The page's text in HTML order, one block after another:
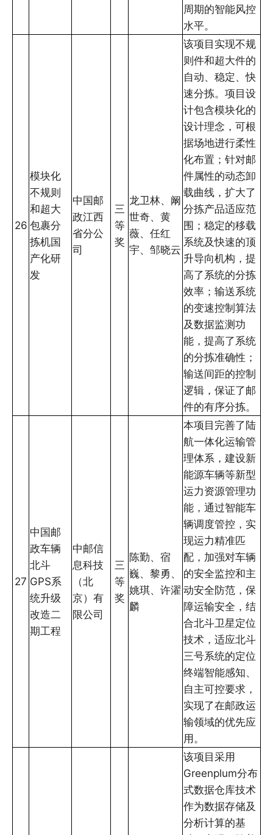
周期的智能风控
水平。
26
模块化
不规则
和超大
包裹分
拣机国
产化研
发
中国邮
政江西
省分公
司
三
等
奖
龙卫林、阚
世奇、黄
薇、任红
宇、邹晓云
该项目实现不规
则件和超大件的
自动、稳定、快
速分拣。项目设
计包含模块化的
设计理念，可根
据场地进行柔性
化布置；针对邮
件属性的动态卸
载曲线，扩大了
分拣产品适应范
围；稳定的移载
系统及快速的顶
升导向机构，提
高了系统的分拣
效率；输送系统
的变速控制算法
及数据监测功
能，提高了系统
的分拣准确性；
输送间距的控制
逻辑，保证了邮
件的有序分拣。
27
中国邮
政车辆
北斗
GPS系
统升级
改造二
期工程
中邮信
息科技
（北
京）有
限公司
三
等
奖
陈勤、宿
巍、黎勇、
姚琪、许濯
麟
本项目完善了陆
航一体化运输管
理体系，建设新
能源车辆等新型
运力资源管理功
能，通过智能车
辆调度管控，实
现运力精准匹
配，加强对车辆
的安全监控和主
动安全防范，保
障运输安全，结
合北斗卫星定位
技术，适应北斗
三号系统的定位
终端智能感知、
自主可控要求，
实现了在邮政运
输领域的优先应
用。
该项目采用
Greenplum分布
式数据仓库技术
作为数据存储及
分析计算的基